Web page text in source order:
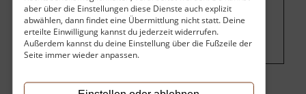
aber über die Einstellungen diese Dienste auch explizit
abwählen, dann findet eine Übermittlung nicht statt. Deine
erteilte Einwilligung kannst du jederzeit widerrufen.
Außerdem kannst du deine Einstellung über die Fußzeile der
Seite immer wieder anpassen.
hier Werbung eingeblendet.Cookie-
Einstellungen ändern.